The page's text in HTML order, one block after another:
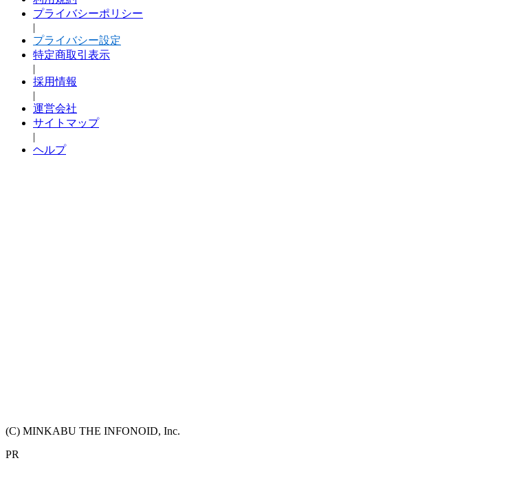
プライバシーポリシー
|
プライバシー設定
特定商取引表示
|
採用情報
|
運営会社
サイトマップ
|
ヘルプ
(C) MINKABU THE INFONOID, Inc.
PR